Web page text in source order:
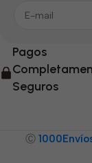
Pagos
Seguros
Ⓒ